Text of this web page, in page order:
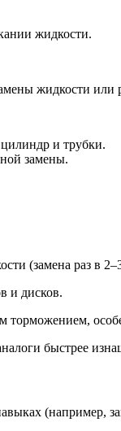
жидкости.
жидкости
и трубки.
замены.
(замена раз в
и дисков.
торможением,
быстрее
(например,